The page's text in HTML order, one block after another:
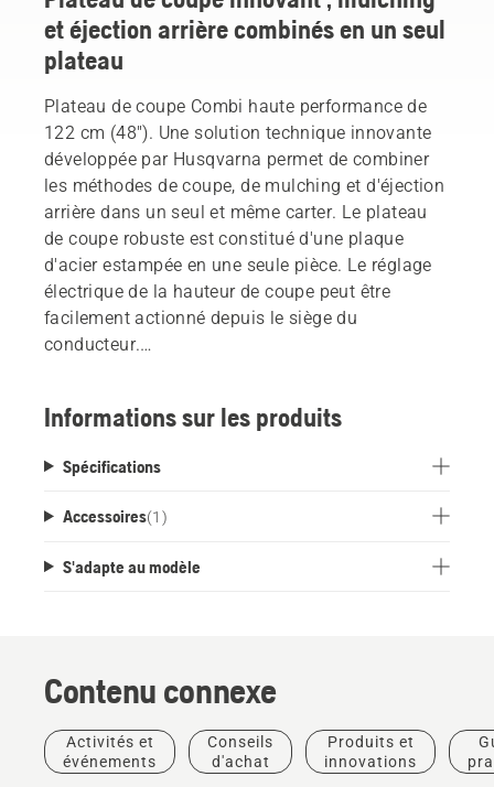
et éjection arrière combinés en un seul
plateau
Plateau de coupe Combi haute performance de
122 cm (48"). Une solution technique innovante
développée par Husqvarna permet de combiner
les méthodes de coupe, de mulching et d'éjection
arrière dans un seul et même carter. Le plateau
de coupe robuste est constitué d'une plaque
d'acier estampée en une seule pièce. Le réglage
électrique de la hauteur de coupe peut être
facilement actionné depuis le siège du
conducteur.
Informations sur les produits
Spécifications
Accessoires(1 )
S'adapte au modèle
Contenu connexe
Activités et
événements
Conseils
d'achat
Produits et
innovations